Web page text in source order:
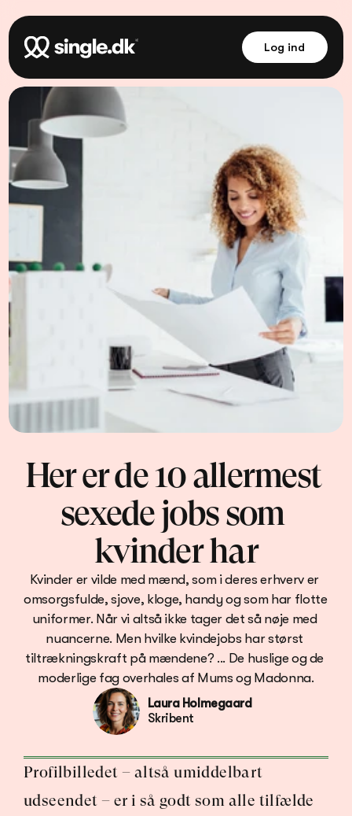
Log ind
Her er de 10 allermest
sexede jobs som
kvinder har
Kvinder er vilde med mænd, som i deres erhverv er
omsorgsfulde, sjove, kloge, handy og som har flotte
uniformer. Når vi altså ikke tager det så nøje med
nuancerne. Men hvilke kvindejobs har størst
tiltrækningskraft på mændene? ... De huslige og de
Laura Holmegaard
Skribent
Profilbilledet – altså umiddelbart
udseendet – er i så godt som alle tilfælde